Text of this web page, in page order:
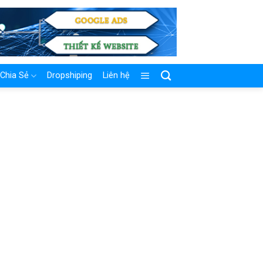
Sẻ Dropshiping Liên hệ